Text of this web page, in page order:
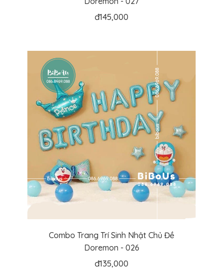
đ145,000
Combo Trang Trí Sinh Nhật Chủ Đề
Doremon - 026
đ135,000